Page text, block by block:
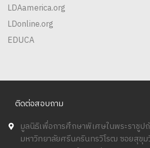
LDAamerica.org
LDonline.org
EDUCA
ติดต่อสอบถาม
มูลนิธิเพื่อการศึกษาพิเศษในพระราชูป
มหาวิทยาลัยศรีนครินทรวิโรฒ ซอยสุขุ